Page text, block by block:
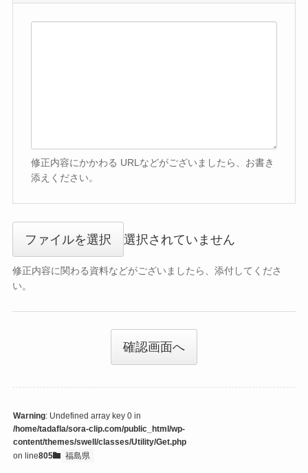
修正内容にかかわる URLなどがございましたら、お書き
添えください。
ファイルを選択 選択されていません
修正内容に関わる資料などがございましたら、添付してくださ
い。
確認画面へ
Warning: Undefined array key 0 in
/home/tadafla/sora-clip.com/public_html/wp-
content/themes/swell/classes/Utility/Get.php
on line805 福島県